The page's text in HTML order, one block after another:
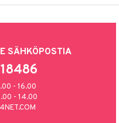
SÄHKÖPOSTIA
- 16.00
- 14.00